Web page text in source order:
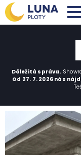
Dôležitá správa.
Od 27. 7. 2026 nás